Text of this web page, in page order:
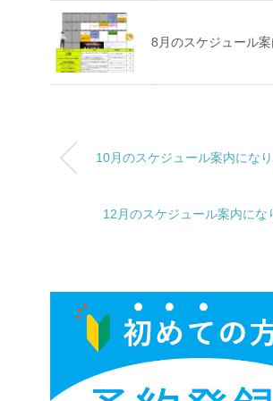
8月のスケジュール
10月のスケジュール案内にな
12月のスケジュール案内にな